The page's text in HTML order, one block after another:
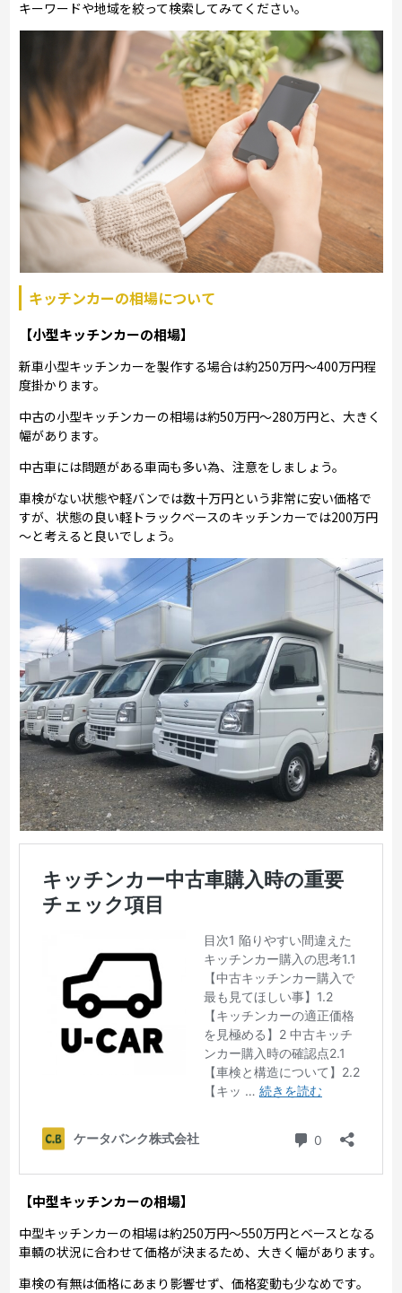
キーワードや地域を絞って検索してみてください。
キッチンカーの相場について
【小型キッチンカーの相場】
新車小型キッチンカーを製作する場合は約250万円～400万円程
度掛かります。
中古の小型キッチンカーの相場は約50万円～280万円と、大きく
幅があります。
中古車には問題がある車両も多い為、注意をしましょう。
車検がない状態や軽バンでは数十万円という非常に安い価格で
すが、状態の良い軽トラックベースのキッチンカーでは200万円
～と考えると良いでしょう。
【中型キッチンカーの相場】
中型キッチンカーの相場は約250万円～550万円とベースとなる
車輌の状況に合わせて価格が決まるため、大きく幅があります。
車検の有無は価格にあまり影響せず、価格変動も少なめです。